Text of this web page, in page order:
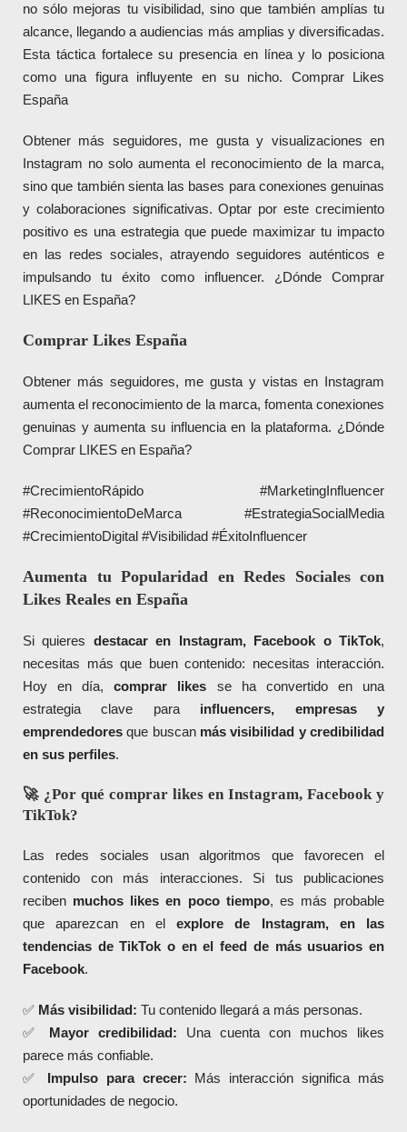
no sólo mejoras tu visibilidad, sino que también amplías tu
alcance, llegando a audiencias más amplias y diversificadas.
Esta táctica fortalece su presencia en línea y lo posiciona
como una figura influyente en su nicho. Comprar Likes
España
Obtener más seguidores, me gusta y visualizaciones en
Instagram no solo aumenta el reconocimiento de la marca,
sino que también sienta las bases para conexiones genuinas
y colaboraciones significativas. Optar por este crecimiento
positivo es una estrategia que puede maximizar tu impacto
en las redes sociales, atrayendo seguidores auténticos e
impulsando tu éxito como influencer. ¿Dónde Comprar
LIKES en España?
Comprar Likes España
Obtener más seguidores, me gusta y vistas en Instagram
aumenta el reconocimiento de la marca, fomenta conexiones
genuinas y aumenta su influencia en la plataforma. ¿Dónde
Comprar LIKES en España?
#CrecimientoRápido #MarketingInfluencer
#ReconocimientoDeMarca #EstrategiaSocialMedia
#CrecimientoDigital #Visibilidad #ÉxitoInfluencer
Aumenta tu Popularidad en Redes Sociales con
Likes Reales en España
Si quieres destacar en Instagram, Facebook o TikTok,
necesitas más que buen contenido: necesitas interacción.
Hoy en día,comprar likes se ha convertido en una
estrategia clave para influencers, empresas y
emprendedores que buscan más visibilidad y credibilidad
en sus perfiles.
🚀 ¿Por qué comprar likes en Instagram, Facebook y
TikTok?
Las redes sociales usan algoritmos que favorecen el
contenido con más interacciones. Si tus publicaciones
reciben muchos likes en poco tiempo, es más probable
que aparezcan en el explore de Instagram, en las
tendencias de TikTok o en el feed de más usuarios en
Facebook.
✅ Más visibilidad: Tu contenido llegará a más personas.
✅ Mayor credibilidad: Una cuenta con muchos likes
parece más confiable.
✅ Impulso para crecer: Más interacción significa más
oportunidades de negocio.